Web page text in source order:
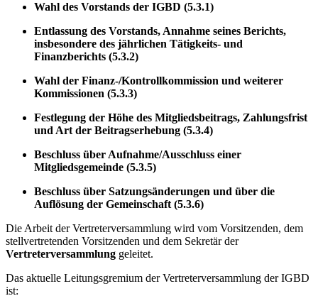
Wahl des Vorstands der IGBD (5.3.1)
Entlassung des Vorstands, Annahme seines Berichts,
insbesondere des jährlichen Tätigkeits- und
Finanzberichts (5.3.2)
Wahl der Finanz-/Kontrollkommission und weiterer
Kommissionen (5.3.3)
Festlegung der Höhe des Mitgliedsbeitrags, Zahlungsfrist
und Art der Beitragserhebung (5.3.4)
Beschluss über Aufnahme/Ausschluss einer
Mitgliedsgemeinde (5.3.5)
Beschluss über Satzungsänderungen und über die
Auflösung der Gemeinschaft (5.3.6)
Die Arbeit der Vertreterversammlung wird vom Vorsitzenden, dem
stellvertretenden Vorsitzenden und dem Sekretär der
Vertreterversammlung geleitet.
Das aktuelle Leitungsgremium der Vertreterversammlung der IGBD
ist: